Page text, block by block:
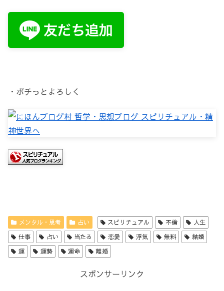
・ポチっとよろしく
メンタル・思考 占い スピリチュアル 不倫
人生
仕事
占い 当たる 恋愛 浮気 無料
結婚
運
運勢 運命 離婚
スポンサーリンク